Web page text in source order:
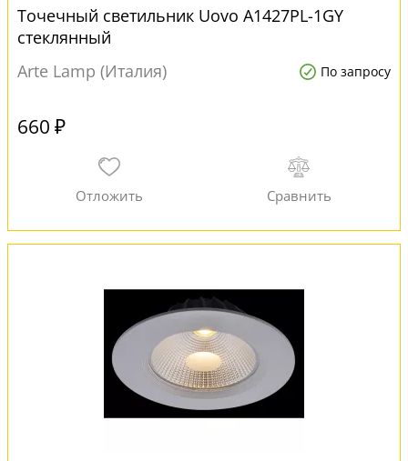
Точечный светильник Uovo A1427PL-1GY
стеклянный
Arte Lamp (Италия)
По запросу
660 ₽